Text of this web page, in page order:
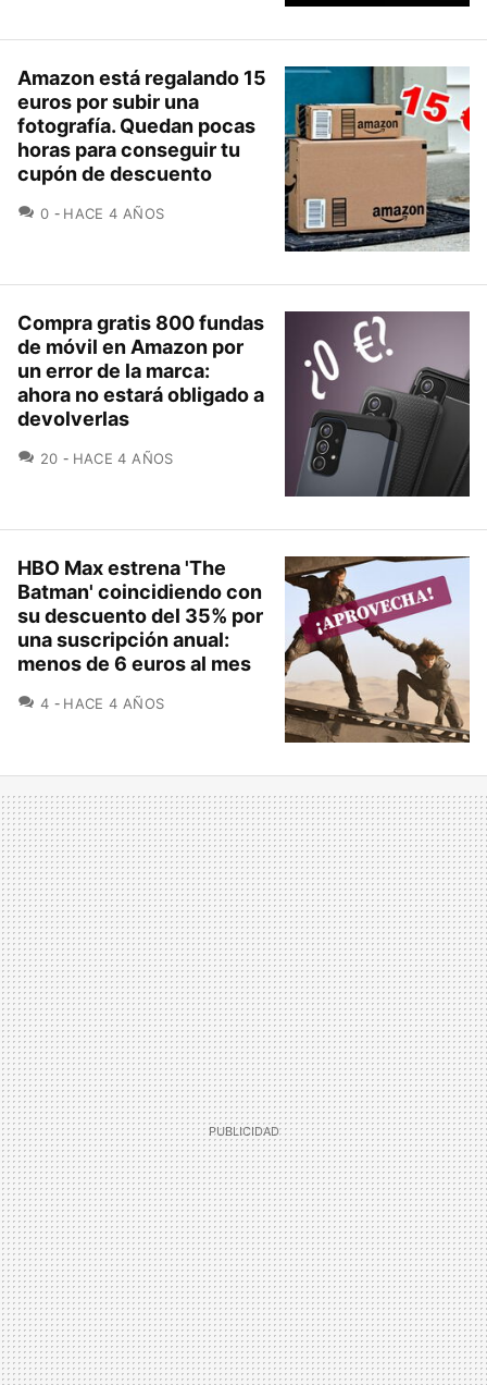
Amazon está regalando 15
euros por subir una
fotografía. Quedan pocas
horas para conseguir tu
cupón de descuento
0 COMENTARIOS
HACE 4 AÑOS
Compra gratis 800 fundas
de móvil en Amazon por
un error de la marca:
ahora no estará obligado a
devolverlas
20 COMENTARIOS
HACE 4 AÑOS
HBO Max estrena 'The
Batman' coincidiendo con
su descuento del 35% por
una suscripción anual:
menos de 6 euros al mes
4 COMENTARIOS
HACE 4 AÑOS